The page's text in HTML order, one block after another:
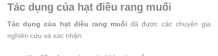
Tác dụng của hạt điều rang muối
Tác dụng của hạt điều rang muối đã được các chuyên gia
nghiên cứu và xác nhận: